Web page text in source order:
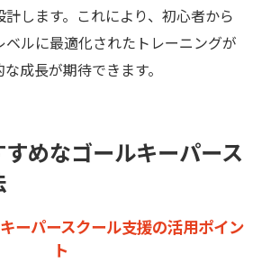
した効果的なゴールキーパープ
パースクール支援による個別練
提案
します。これにより、初心者から
ルに最適化されたトレーニングが
成長が期待できます。
めなゴールキーパース
ーパースクール支援の活用ポイン
ト